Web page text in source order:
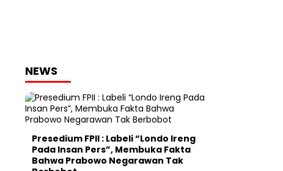
NEWS
Presedium FPII : Labeli “Londo Ireng
Pada Insan Pers”, Membuka Fakta
Bahwa Prabowo Negarawan Tak